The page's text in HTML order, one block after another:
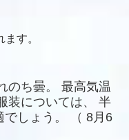
す。
のち曇。
最高気温
装については、
半
しょう。
（ 8月6